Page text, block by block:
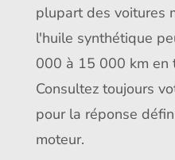
plupart des voitures
l'huile synthétique
000 à 15 000 km en
Consultez toujours
pour la réponse
moteur.